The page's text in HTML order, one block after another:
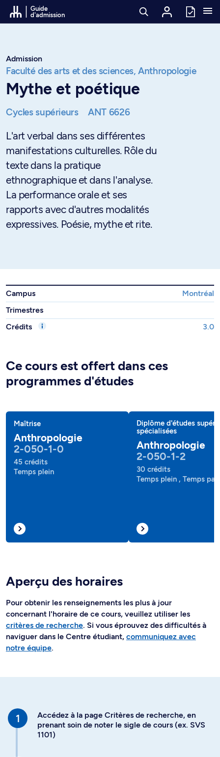
Passer au contenu
Guide
d'admission
Admission
Faculté des arts et des sciences, Anthropologie
Mythe et poétique
Cycles supérieurs ANT 6626
L'art verbal dans ses différentes
manifestations culturelles. Rôle du
texte dans la pratique
ethnographique et dans l'analyse.
La performance orale et ses
rapports avec d'autres modalités
expressives. Poésie, mythe et rite.
Campus
Montréal
Trimestres
Crédits
3.0
Ce cours est offert dans ces
programmes d'études
Maîtrise
Anthropologie
2-050-1-0
45 crédits
Temps plein
Diplôme d'études
spécialisées
Anthropologie
2-050-1-2
30 crédits
Temps plein , Temps
Aperçu des horaires
Pour obtenir les renseignements les plus à jour
concernant l'horaire de ce cours, veuillez utiliser les
critères de recherche. Si vous éprouvez des difficultés à
naviguer dans le Centre étudiant, communiquez avec
notre équipe.
Accédez à la page Critères de recherche, en
prenant soin de noter le sigle de cours (ex. SVS
1101)